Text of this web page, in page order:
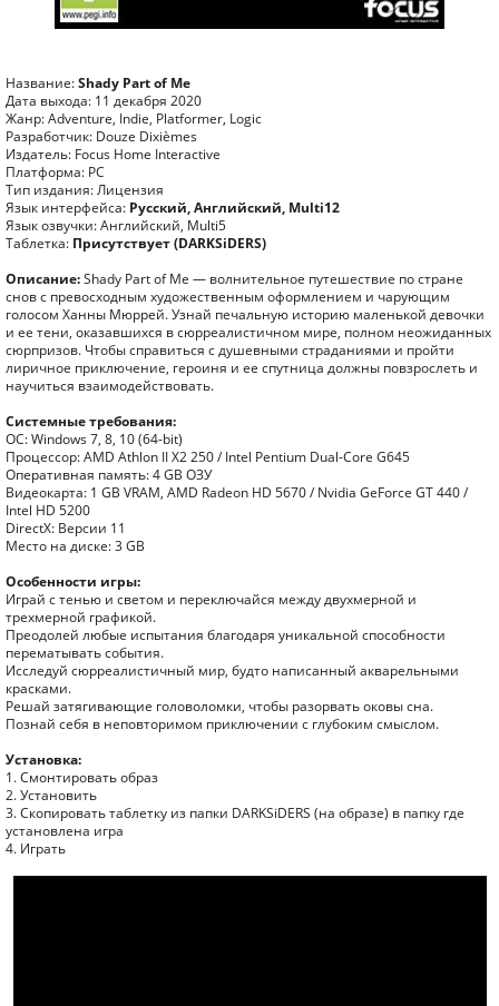
Название:Shady Part of Me
Дата выхода: 11 декабря 2020
Жанр: Adventure, Indie, Platformer, Logic
Разработчик: Douze Dixièmes
Издатель: Focus Home Interactive
Платформа: PC
Тип издания: Лицензия
Язык интерфейса: Русский, Английский, Multi12
Язык озвучки: Английский, Multi5
Таблетка: Присутствует (DARKSiDERS)
Описание:Shady Part of Me — волнительное путешествие по стране
снов с превосходным художественным оформлением и чарующим
голосом Ханны Мюррей. Узнай печальную историю маленькой девочки
и ее тени, оказавшихся в сюрреалистичном мире, полном неожиданных
сюрпризов. Чтобы справиться с душевными страданиями и пройти
лиричное приключение, героиня и ее спутница должны повзрослеть и
научиться взаимодействовать.
Системные требования:
ОС: Windows 7, 8, 10 (64-bit)
Процессор: AMD Athlon II X2 250 / Intel Pentium Dual-Core G645
Оперативная память: 4 GB ОЗУ
Видеокарта: 1 GB VRAM, AMD Radeon HD 5670 / Nvidia GeForce GT 440 /
Intel HD 5200
DirectX: Версии 11
Место на диске: 3 GB
Особенности игры:
Играй с тенью и светом и переключайся между двухмерной и
трехмерной графикой.
Преодолей любые испытания благодаря уникальной способности
перематывать события.
Исследуй сюрреалистичный мир, будто написанный акварельными
красками.
Решай затягивающие головоломки, чтобы разорвать оковы сна.
Познай себя в неповторимом приключении с глубоким смыслом.
Установка:
1. Смонтировать образ
2. Установить
3. Скопировать таблетку из папки DARKSiDERS (на образе) в папку где
установлена игра
4. Играть